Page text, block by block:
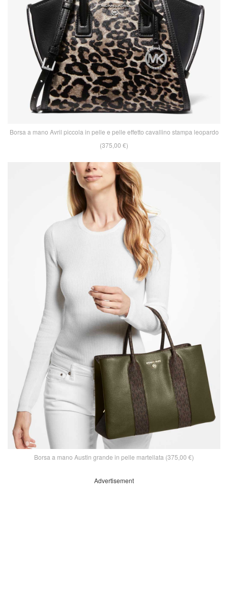
Borsa a mano Avril piccola in pelle e pelle effetto cavallino stampa leopardo
(375,00 €)
Borsa a mano Austin grande in pelle martellata (375,00 €)
Advertisement